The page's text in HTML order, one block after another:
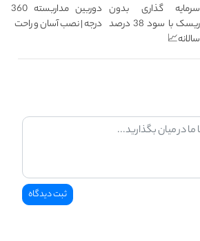
سرمایه گذاری بدون
ریسک با سود 38 درصد
سالانه📈
دوربین مداربسته 360
درجه | نصب آسان و راحت